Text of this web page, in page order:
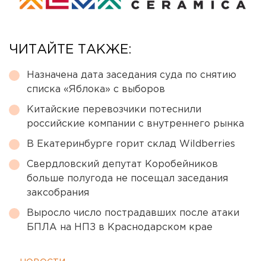
ЧИТАЙТЕ ТАКЖЕ:
Назначена дата заседания суда по снятию
списка «Яблока» с выборов
Китайские перевозчики потеснили
российские компании с внутреннего рынка
В Екатеринбурге горит склад Wildberries
Свердловский депутат Коробейников
больше полугода не посещал заседания
заксобрания
Выросло число пострадавших после атаки
БПЛА на НПЗ в Краснодарском крае